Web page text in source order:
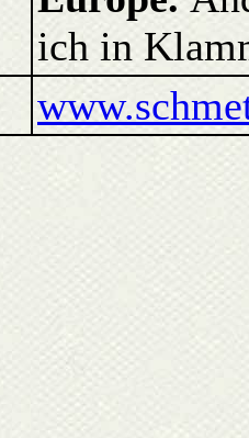
ich in